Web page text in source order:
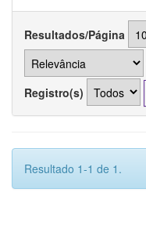
Resultados/Página
Registro(s)
Resultado 1-1 de 1.